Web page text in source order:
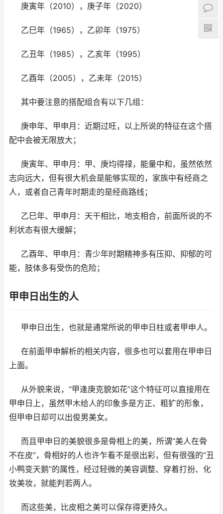
庚寅年（2010），庚子年（2020）
乙巳年（1965），乙卯年（1975）
乙丑年（1985），乙亥年（1995）
乙酉年（2005），乙未年（2015）
其中要注意的搭配组合有以下几组：
庚申年、甲申月：近期过旺，以上所说的特征在这个搭
配中会被无限放大；
庚寅年、甲申月：甲、庚均得禄，能量中和，虽然依然
志向远大，但有很大机会是能够实现的，家族中有经商之
人，或者自己青年时期走的是经商路线；
乙巳年、甲申月：天干相比，地支相合，前面所说的不
利状态有很大缓解；
乙酉年、甲申月：青少年时期精神多有压抑、抑郁的可
能，肢体多有受伤的危险；
甲申日出生的人
甲申日出生，也就是通常所说的甲申日柱或者甲申人。
在前面甲申解析的相关内容，很多也可以套用在甲申日
上面。
从外貌来说，“甲逢庚克貌如花”这个特征可以直接用在
甲申日上，虽然甲木给人的印象多是方正、粗犷的形象，
但甲申日却可以出俊男美女。
而且甲申日的美貌很多是骨相上的美，所谓“美人在骨
不在皮”，骨相好的人也许乍看不是很出彩，但有很强的“丑
小鸭变天鹅”的属性，经过轻微的美容调整、穿着打扮、化
妆美妆，就能判若两人。
而这些美，比皮相之美可以保存得更持久。